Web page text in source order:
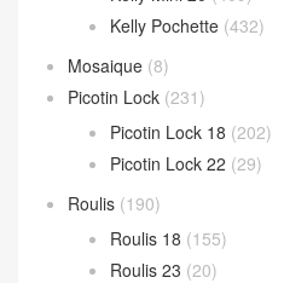
Kelly Pochette (432)
Mosaique (8)
Picotin Lock (231)
Picotin Lock 18 (202)
Picotin Lock 22 (29)
Roulis (190)
Roulis 18 (155)
Roulis 23 (20)